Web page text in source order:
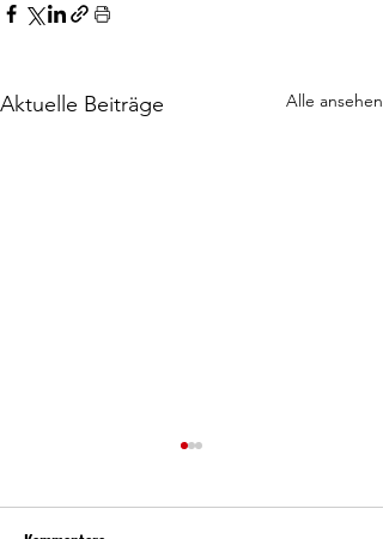
Aktuelle Beiträge Alle ansehen